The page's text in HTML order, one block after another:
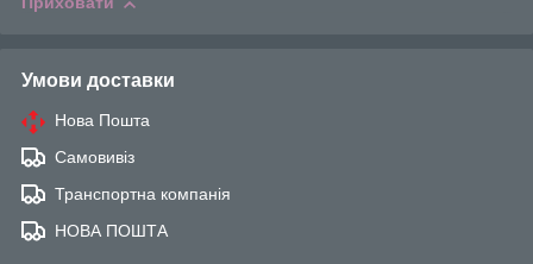
Умови доставки
Нова Пошта
Самовивіз
Транспортна компанія
НОВА ПОШТА